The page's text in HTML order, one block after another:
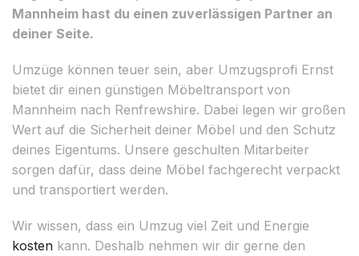
Mannheim hast du einen zuverlässigen Partner an
deiner Seite.
Umzüge können teuer sein, aber Umzugsprofi Ernst
bietet dir einen günstigen Möbeltransport von
Mannheim nach Renfrewshire. Dabei legen wir großen
Wert auf die Sicherheit deiner Möbel und den Schutz
deines Eigentums. Unsere geschulten Mitarbeiter
sorgen dafür, dass deine Möbel fachgerecht verpackt
und transportiert werden.
Wir wissen, dass ein Umzug viel Zeit und Energie
kosten kann. Deshalb nehmen wir dir gerne den